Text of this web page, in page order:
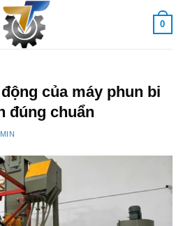
0
của máy phun bi
đúng chuẩn